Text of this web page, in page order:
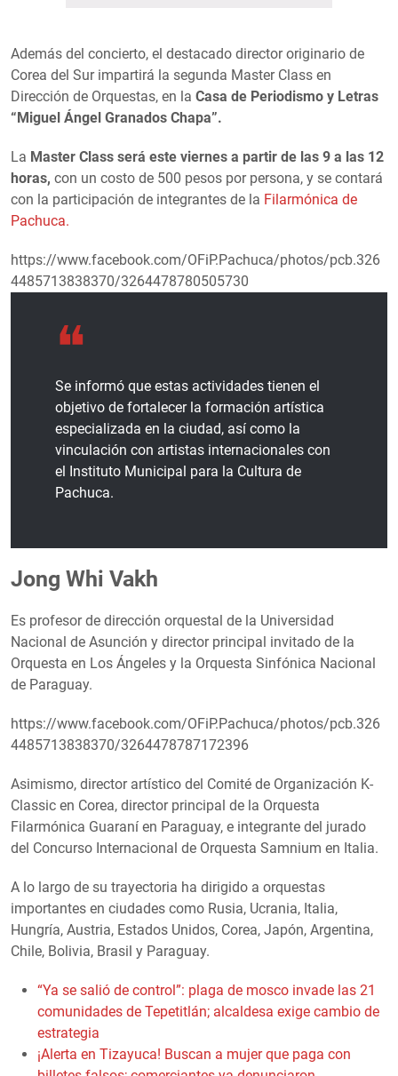
Además del concierto, el destacado director originario de
Corea del Sur impartirá la segunda Master Class en
Dirección de Orquestas, en la Casa de Periodismo y Letras
“Miguel Ángel Granados Chapa”.
La Master Class será este viernes a partir de las 9 a las 12
horas, con un costo de 500 pesos por persona, y se contará
con la participación de integrantes de la Filarmónica de
Pachuca.
https://www.facebook.com/OFiP.Pachuca/photos/pcb.326
4485713838370/3264478780505730
Se informó que estas actividades tienen el
objetivo de fortalecer la formación artística
especializada en la ciudad, así como la
vinculación con artistas internacionales con
el Instituto Municipal para la Cultura de
Pachuca.
Jong Whi Vakh
Es profesor de dirección orquestal de la Universidad
Nacional de Asunción y director principal invitado de la
Orquesta en Los Ángeles y la Orquesta Sinfónica Nacional
de Paraguay.
https://www.facebook.com/OFiP.Pachuca/photos/pcb.326
4485713838370/3264478787172396
Asimismo, director artístico del Comité de Organización K-
Classic en Corea, director principal de la Orquesta
Filarmónica Guaraní en Paraguay, e integrante del jurado
del Concurso Internacional de Orquesta Samnium en Italia.
A lo largo de su trayectoria ha dirigido a orquestas
importantes en ciudades como Rusia, Ucrania, Italia,
Hungría, Austria, Estados Unidos, Corea, Japón, Argentina,
Chile, Bolivia, Brasil y Paraguay.
“Ya se salió de control”: plaga de mosco invade las 21
comunidades de Tepetitlán; alcaldesa exige cambio de
estrategia
¡Alerta en Tizayuca! Buscan a mujer que paga con